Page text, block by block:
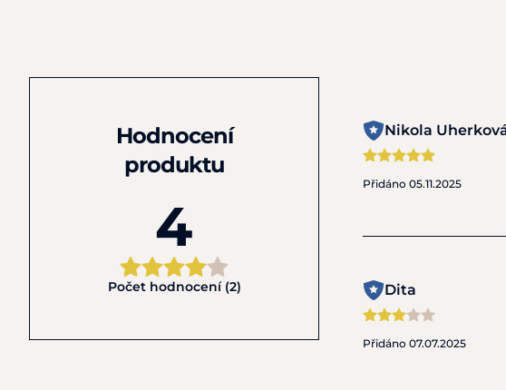
Hodnocení
produktu
4
Počet hodnocení (2)
Nikola
Přidáno 05.11.2025
Dita
Přidáno 07.07.2025